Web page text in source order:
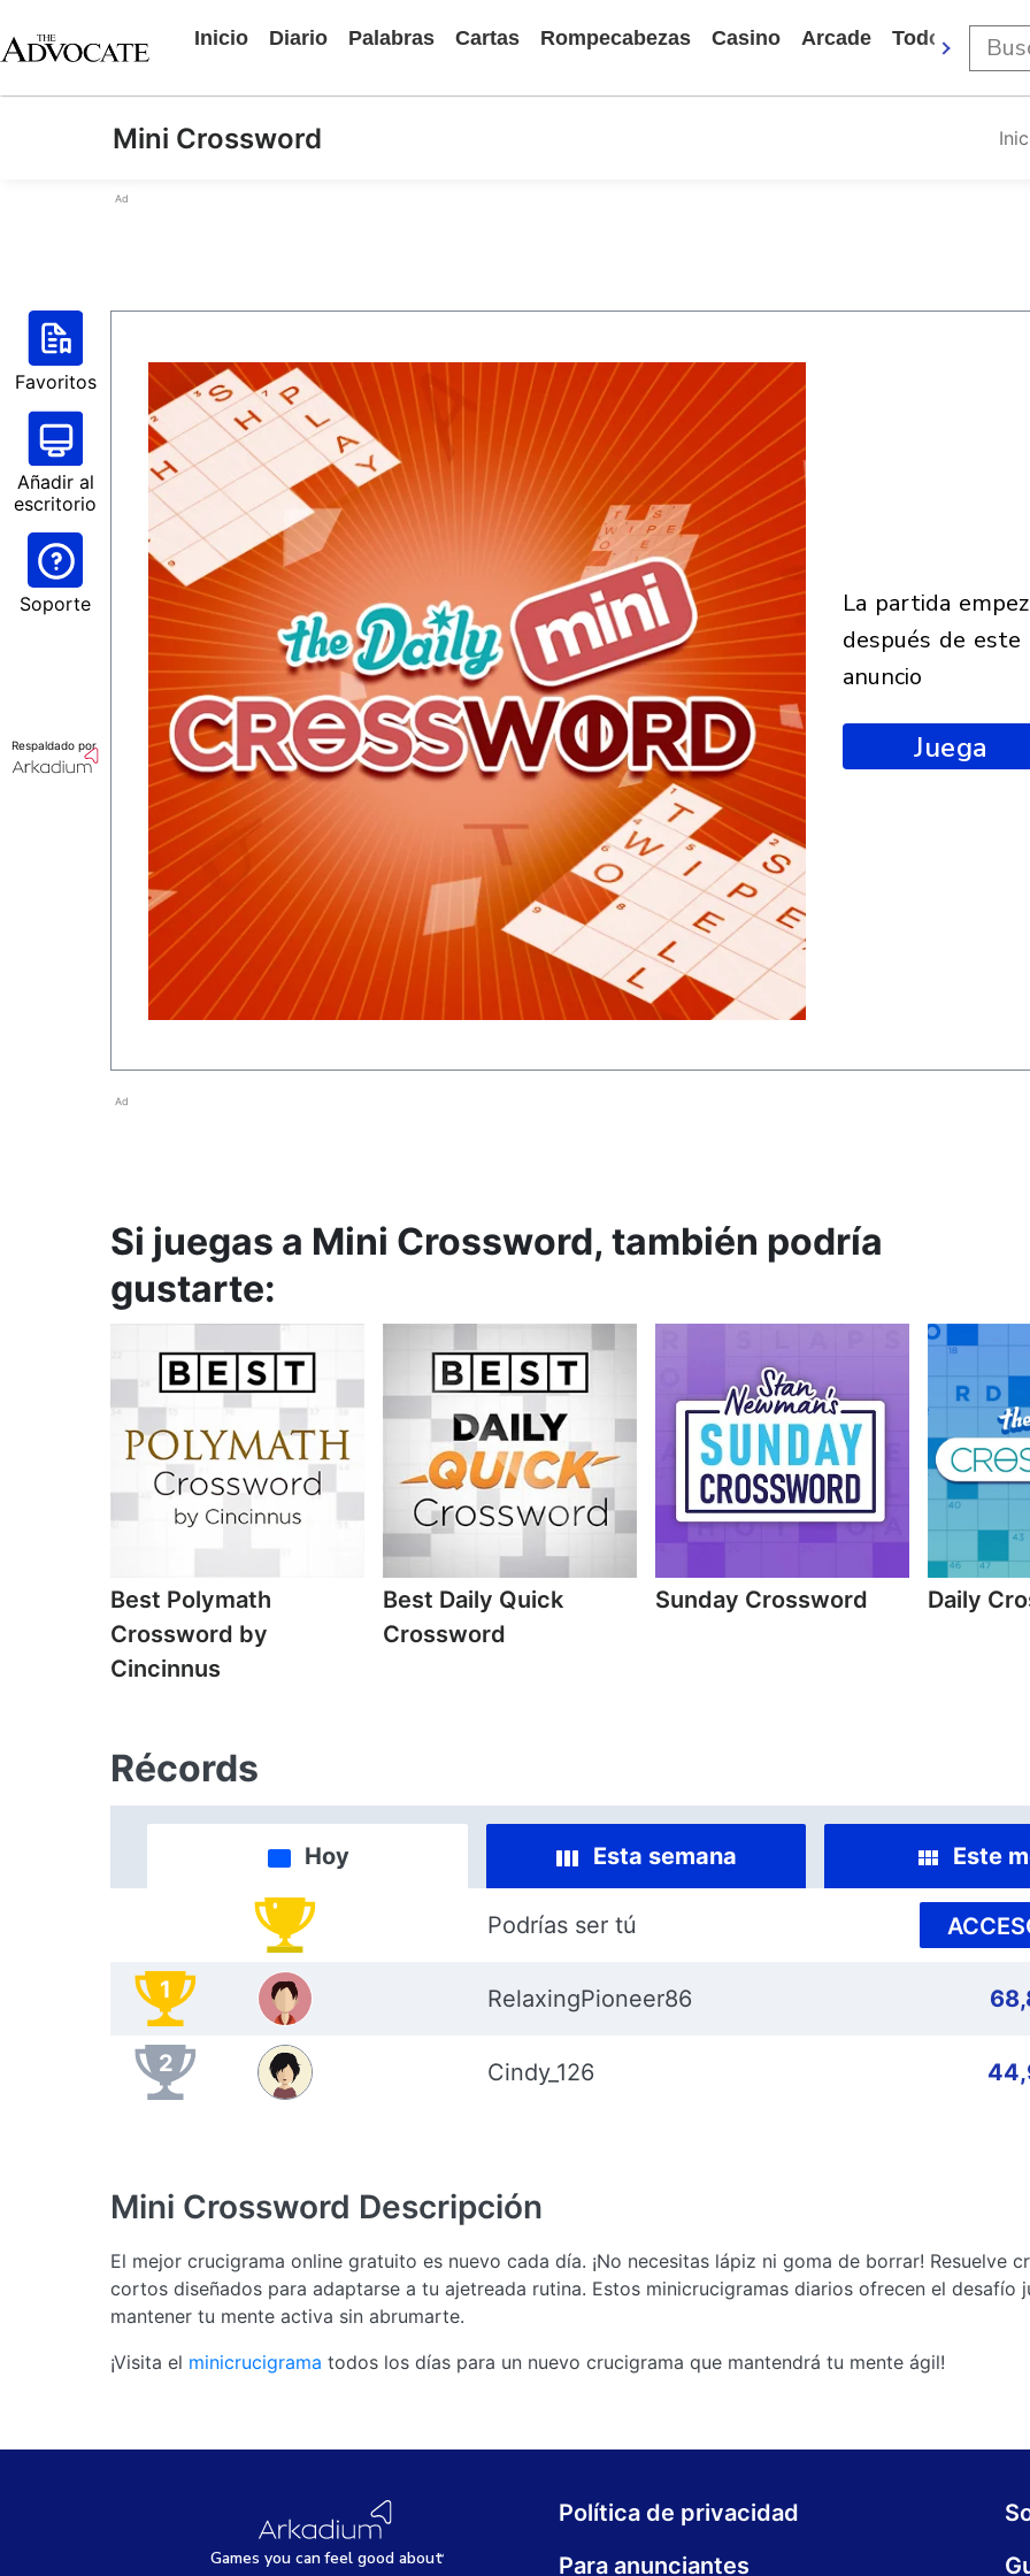
Inicio Diario Palabras Cartas Rompecabezas Casino Arcade Todos Los
Mini Crossword
Ad
Favoritos
Añadir al
escritorio
Soporte
Respaldado por
la partida empezará
después de este
anuncio
Juega
Ad
Si juegas a Mini Crossword, también podría
gustarte:
Best Polymath
Crossword by
Cincinnus
Best Daily Quick
Crossword
Sunday Crossword Daily
Récords
Hoy Esta semana Este
Podrías ser tú
1 RelaxingPioneer86
2 Cindy_126
Mini Crossword Descripción
El mejor crucigrama online gratuito es nuevo cada día. ¡No necesitas lápiz ni goma de borrar! Resuelve
cortos diseñados para adaptarse a tu ajetreada rutina. Estos minicrucigramas diarios ofrecen el desafío
mantener tu mente activa sin abrumarte.
¡Visita el minicrucigrama todos los días para un nuevo crucigrama que mantendrá tu mente ágil!
Games you canfeel good about
Política de privacidad
Para anunciantes